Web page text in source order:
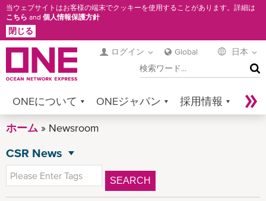
メ
イ
ン
テ
に
動
当ウェブサイトはお客様の端末でクッキーを使用することがあります。詳細は
こちら and 個人情報保護方針
閉じる
ログイン Global 日本
検
索
ONEについて ONEジャパン 採用情報
サービス コンタクト
Newsroom
Service Provider Login
ホーム Newsroom
NEWSROOM
CSR News
全てのニュース
プレスリリース
SEARCH